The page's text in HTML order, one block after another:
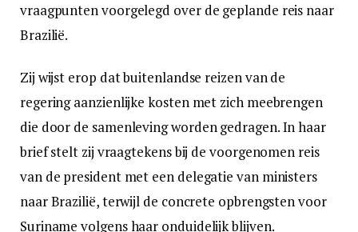
vraagpunten voorgelegd over de geplande reis naar
Brazilië.
Zij wijst erop dat buitenlandse reizen van de
regering aanzienlijke kosten met zich meebrengen
die door de samenleving worden gedragen. In haar
brief stelt zij vraagtekens bij de voorgenomen reis
van de president met een delegatie van ministers
naar Brazilië, terwijl de concrete opbrengsten voor
Suriname volgens haar onduidelijk blijven.